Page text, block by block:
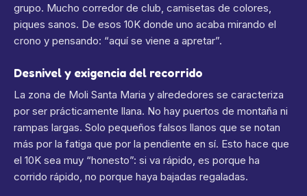
grupo. Mucho corredor de club, camisetas de colores,
piques sanos. De esos 10K donde uno acaba mirando el
crono y pensando: “aquí se viene a apretar”.
Desnivel y exigencia del recorrido
La zona de Moli Santa Maria y alrededores se caracteriza
por ser prácticamente llana. No hay puertos de montaña ni
rampas largas. Solo pequeños falsos llanos que se notan
más por la fatiga que por la pendiente en sí. Esto hace que
el 10K sea muy “honesto”: si va rápido, es porque ha
corrido rápido, no porque haya bajadas regaladas.